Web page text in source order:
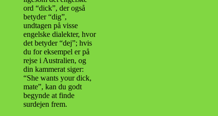
ord “dick”, der også
betyder “dig”,
undtagen på visse
engelske dialekter, hvor
det betyder “dej”; hvis
du for eksempel er på
rejse i Australien, og
din kammerat siger:
“She wants your dick,
mate”, kan du godt
begynde at finde
surdejen frem.